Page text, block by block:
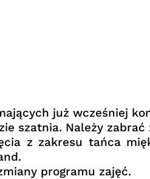
już wcześniej
szatnia. Należy
z zakresu tańca
programu zajęć.